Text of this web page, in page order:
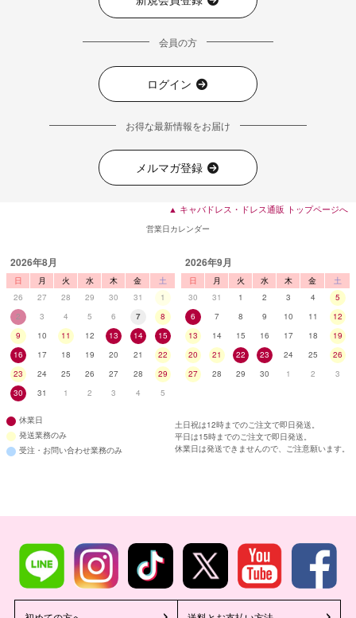
会員の方
ログイン
お得な最新情報をお届け
メルマガ登録
▲ キャバドレス・ドレス通販 トップページへ
営業日カレンダー
2026年8月
日 月 火 水 木 金
土
26
27 28 29 30 31
1
2
3 4 5 6 7
8
9
10 11 12 13 14
15
16
17 18 19 20 21
22
23
24 25 26 27 28
29
30
31 1 2 3 4 5
2026年9月
日 月 火 水 木 金
土
30
31 1 2 3 4
5
6
7 8 9 10 11
12
13
14 15 16 17 18
19
20
21 22 23 24 25
26
27
28 29 30 1 2 3
休業日
発送業務のみ
受注・お問い合わせ業務のみ
土日祝は12時までのご注文で即日発送。
平日は15時までのご注文で即日発送。
休業日は発送できませんので、ご注意願います。